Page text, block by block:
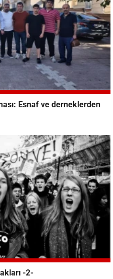
Esnaf ve derneklerden
-2-